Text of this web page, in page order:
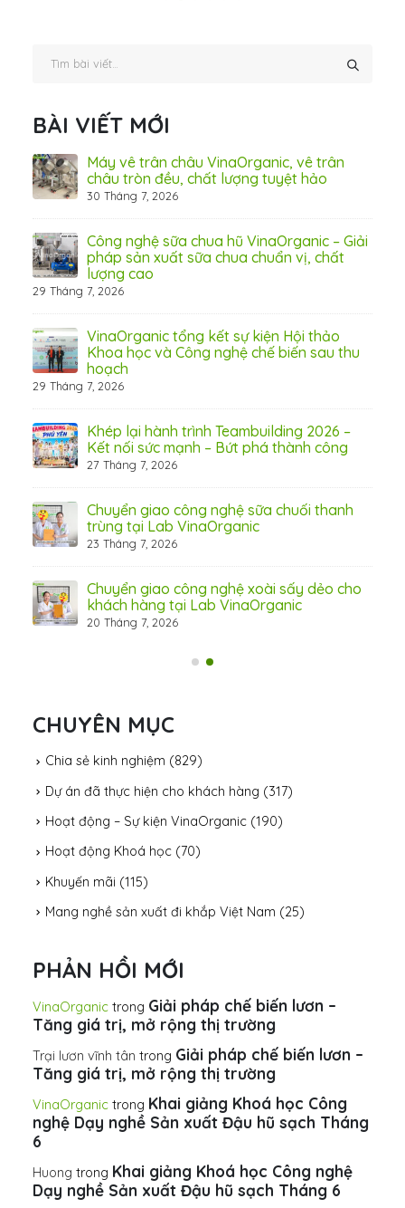
BÀI VIẾT MỚI
Máy vê trân châu VinaOrganic, vê trân
châu tròn đều, chất lượng tuyệt hảo
30 Tháng 7, 2026
Công nghệ sữa chua hũ VinaOrganic – Giải
pháp sản xuất sữa chua chuẩn vị, chất
lượng cao
29 Tháng 7, 2026
VinaOrganic tổng kết sự kiện Hội thảo
Khoa học và Công nghệ chế biến sau thu
hoạch
29 Tháng 7, 2026
Khép lại hành trình Teambuilding 2026 –
Kết nối sức mạnh – Bứt phá thành công
27 Tháng 7, 2026
Chuyển giao công nghệ sữa chuối thanh
trùng tại Lab VinaOrganic
23 Tháng 7, 2026
Chuyển giao công nghệ xoài sấy dẻo cho
khách hàng tại Lab VinaOrganic
20 Tháng 7, 2026
CHUYÊN MỤC
Chia sẻ kinh nghiệm (829)
Dự án đã thực hiện cho khách hàng (317)
Hoạt động – Sự kiện VinaOrganic (190)
Hoạt động Khoá học (70)
Khuyến mãi (115)
Mang nghề sản xuất đi khắp Việt Nam (25)
PHẢN HỒI MỚI
VinaOrganic trong Giải pháp chế biến lươn –
Tăng giá trị, mở rộng thị trường
Trại lươn vĩnh tân trong Giải pháp chế biến lươn –
Tăng giá trị, mở rộng thị trường
VinaOrganic trong Khai giảng Khoá học Công
nghệ Dạy nghề Sản xuất Đậu hũ sạch Tháng
6
Huong trong Khai giảng Khoá học Công nghệ
Dạy nghề Sản xuất Đậu hũ sạch Tháng 6